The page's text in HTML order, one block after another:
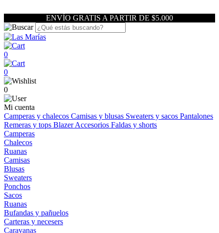
ENVÍO GRATIS A PARTIR DE $5.000
0
0
0
Mi cuenta
Camperas y chalecos Camisas y blusas Sweaters y sacos Pantalones
Remeras y tops BlazerAccesorios Faldas y shorts
Camperas
Chalecos
Ruanas
Camisas
Blusas
Sweaters
Ponchos
Sacos
Ruanas
Bufandas y pañuelos
Carteras y necesers
Caravanas